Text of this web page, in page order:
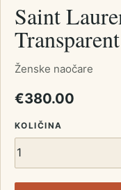
Saint
Ženske naočare
€380.00
KOLIČINA